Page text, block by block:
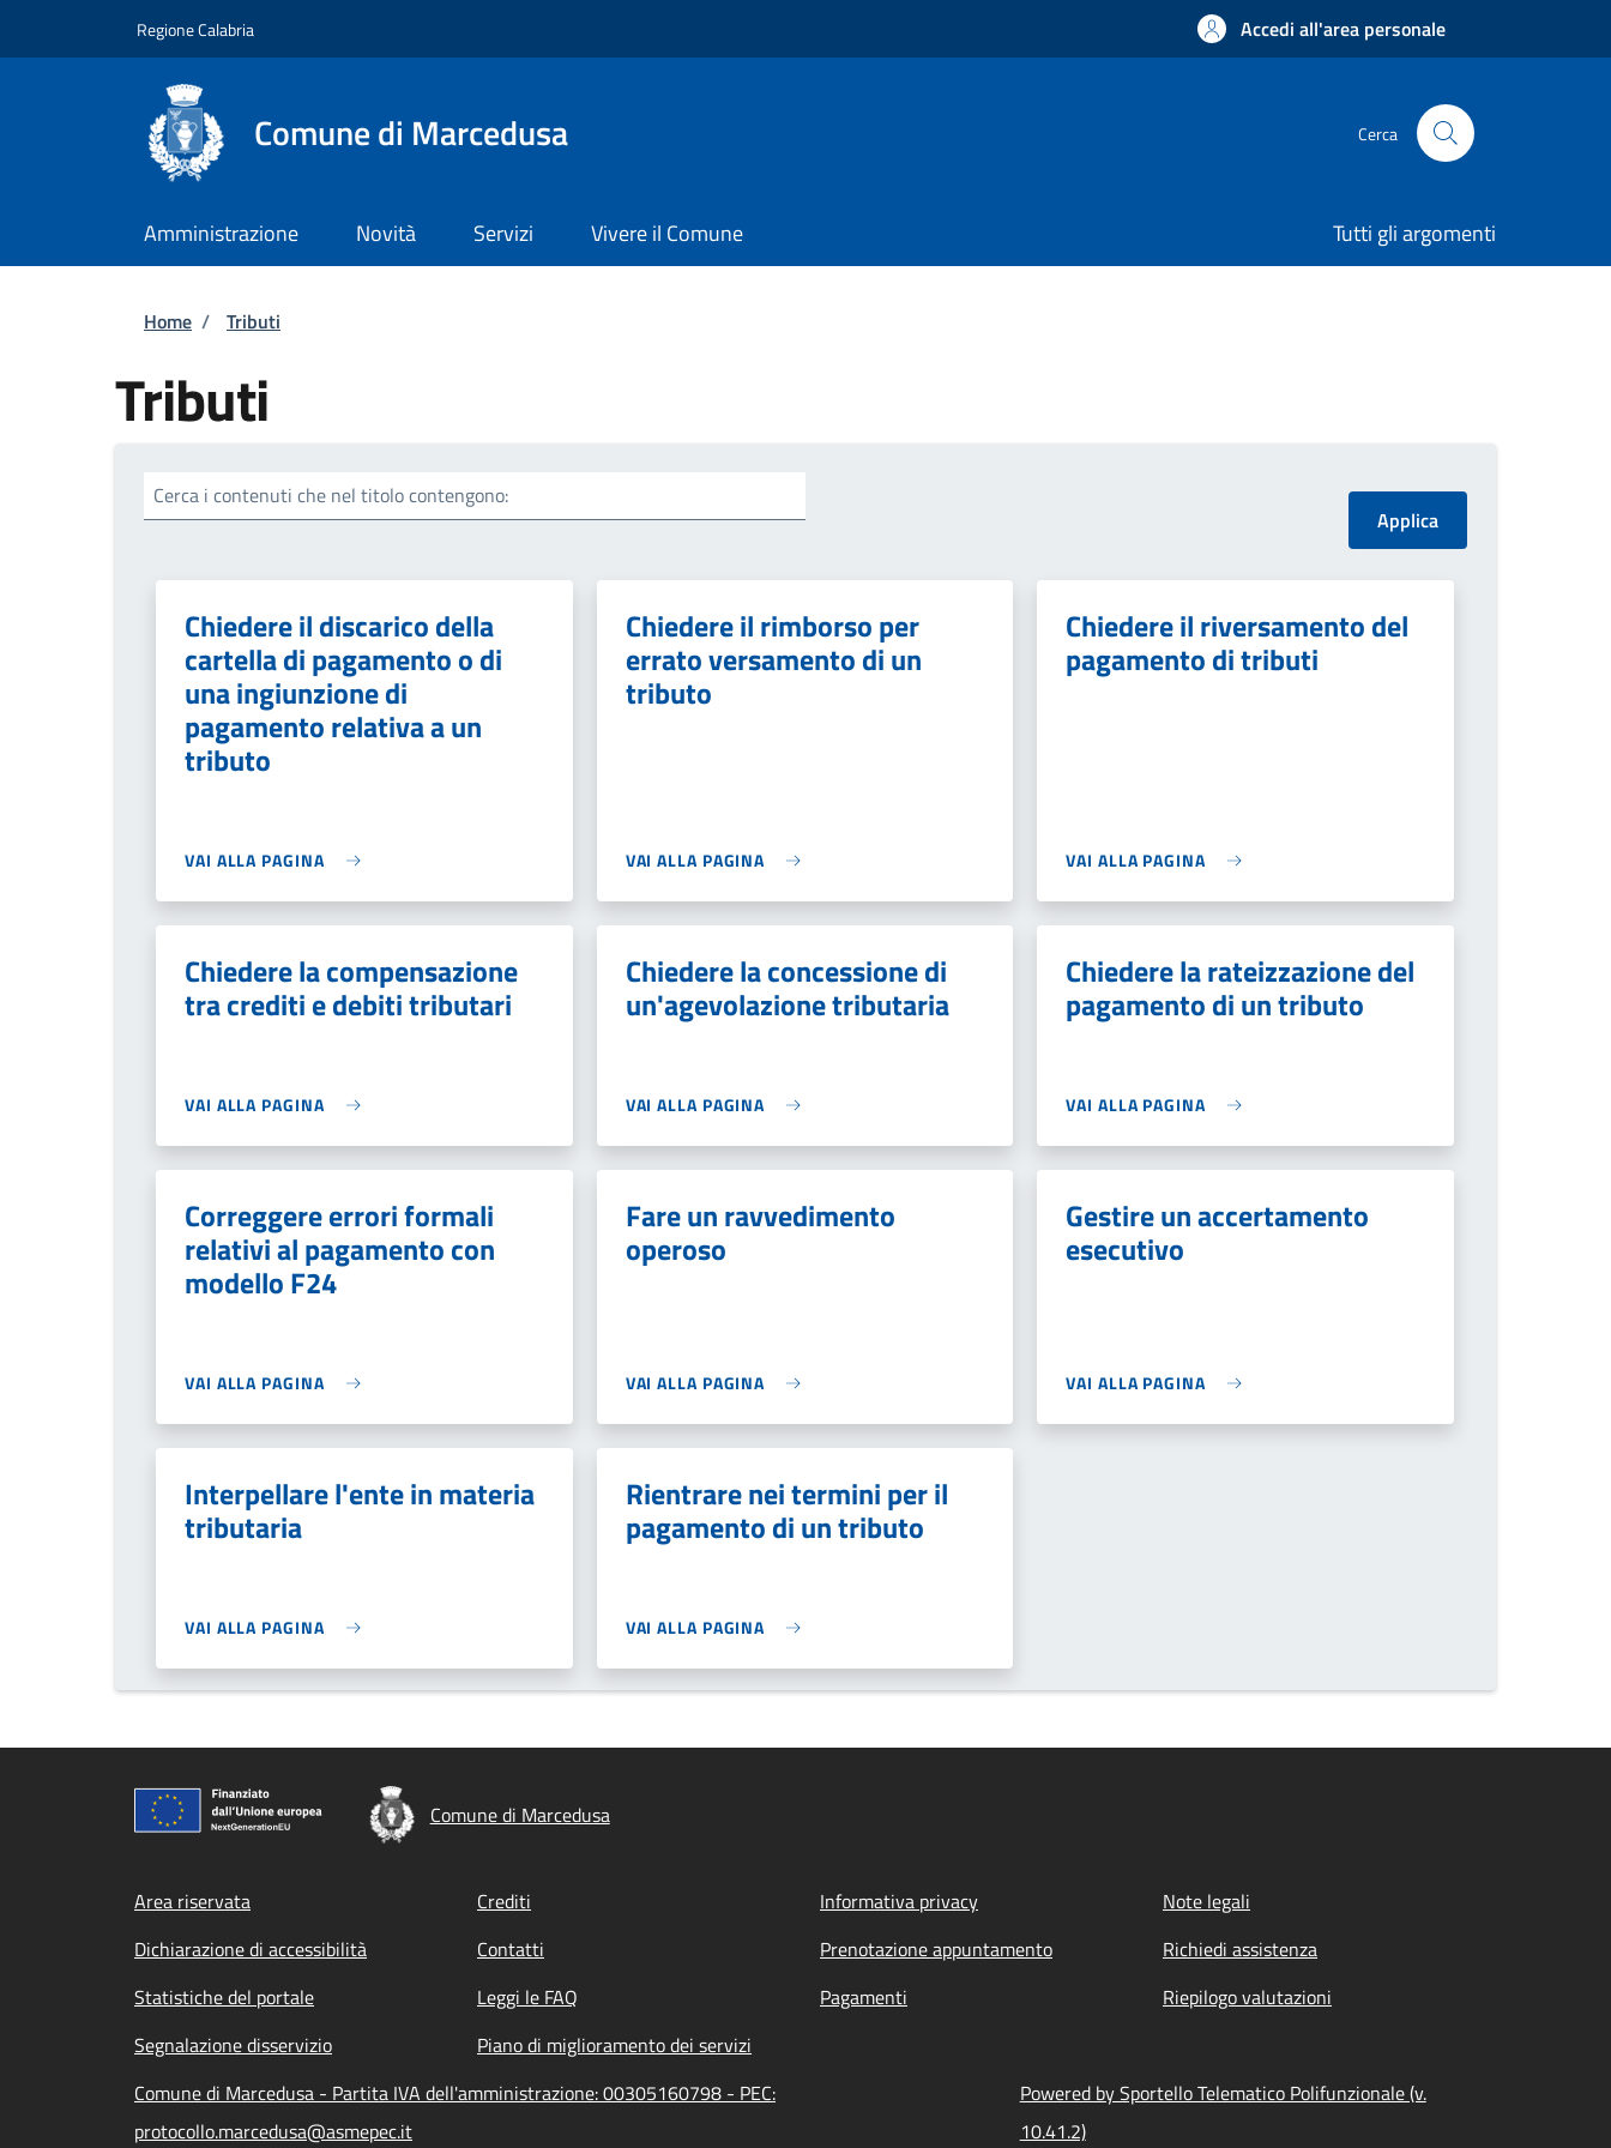
Regione Calabria Accedi all'area personale
Comune di Marcedusa Cerca
Amministrazione Novità Servizi Vivere il Comune Tutti gli argomenti
Briciole di pane
Home / Tributi
Tributi
Cerca i contenuti che nel titolo contengono:
Chiedere il discarico della
cartella di pagamento o di
una ingiunzione di
pagamento relativa a un
tributo
VAI ALLA PAGINA
Chiedere il rimborso per
errato versamento di un
tributo
VAI ALLA PAGINA
Chiedere il riversamento del
pagamento di tributi
VAI ALLA PAGINA
Chiedere la compensazione
tra crediti e debiti tributari
VAI ALLA PAGINA
Chiedere la concessione di
un'agevolazione tributaria
VAI ALLA PAGINA
Chiedere la rateizzazione del
pagamento di un tributo
VAI ALLA PAGINA
Correggere errori formali
relativi al pagamento con
modello F24
VAI ALLA PAGINA
Fare un ravvedimento
operoso
VAI ALLA PAGINA
Gestire un accertamento
esecutivo
VAI ALLA PAGINA
Interpellare l'ente in materia
tributaria
VAI ALLA PAGINA
Rientrare nei termini per il
pagamento di un tributo
VAI ALLA PAGINA
Comune di Marcedusa
Footer menu
Area riservata Crediti Informativa privacy
Note legali
Dichiarazione di accessibilità
Contatti Prenotazione appuntamento
Richiedi assistenza
Statistiche del portale
Leggi le FAQ Pagamenti
Riepilogo valutazioni
Segnalazione disservizio
Piano di miglioramento dei servizi
Comune di Marcedusa - Partita IVA dell'amministrazione: 00305160798 - PEC:
protocollo.marcedusa@asmepec.it
Powered by Sportello Telematico Polifunzionale (v.
10.41.2)